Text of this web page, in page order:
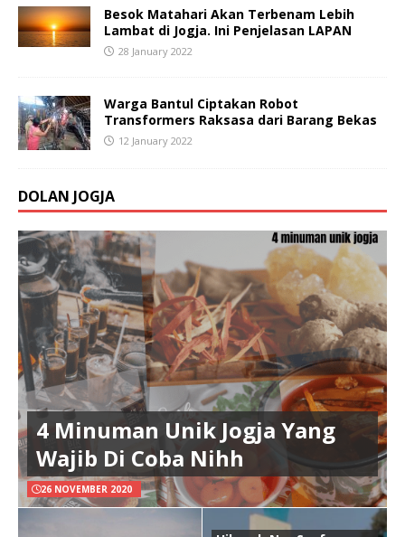
Besok Matahari Akan Terbenam Lebih
Lambat di Jogja. Ini Penjelasan LAPAN
28 January 2022
Warga Bantul Ciptakan Robot
Transformers Raksasa dari Barang Bekas
12 January 2022
DOLAN JOGJA
4 Minuman Unik Jogja Yang
Wajib Di Coba Nihh
26 NOVEMBER 2020